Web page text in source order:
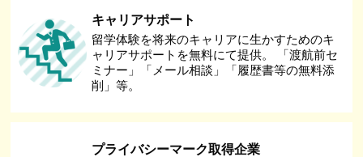
キャリアサポート
留学体験を将来のキャリアに生かすためのキ
ャリアサポートを無料にて提供。 「渡航前セ
ミナー」「メール相談」「履歴書等の無料添
削」等。
プライバシーマーク取得企業